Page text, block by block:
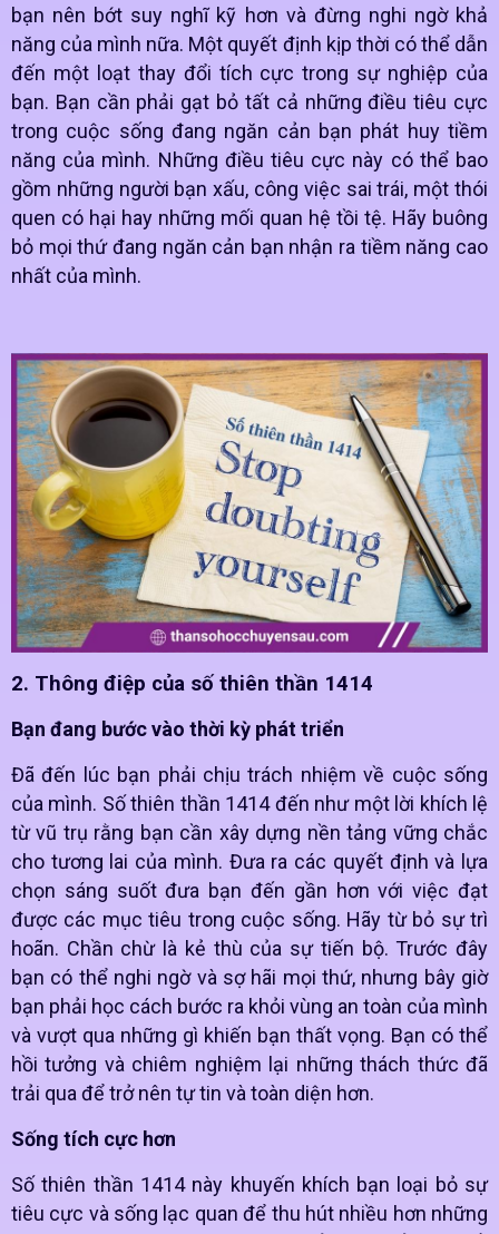
bạn nên bớt suy nghĩ kỹ hơn và đừng nghi ngờ khả
năng của mình nữa. Một quyết định kịp thời có thể dẫn
đến một loạt thay đổi tích cực trong sự nghiệp của
bạn. Bạn cần phải gạt bỏ tất cả những điều tiêu cực
trong cuộc sống đang ngăn cản bạn phát huy tiềm
năng của mình. Những điều tiêu cực này có thể bao
gồm những người bạn xấu, công việc sai trái, một thói
quen có hại hay những mối quan hệ tồi tệ. Hãy buông
bỏ mọi thứ đang ngăn cản bạn nhận ra tiềm năng cao
nhất của mình.
2. Thông điệp của số thiên thần 1414
Bạn đang bước vào thời kỳ phát triển
Đã đến lúc bạn phải chịu trách nhiệm về cuộc sống
của mình. Số thiên thần 1414 đến như một lời khích lệ
từ vũ trụ rằng bạn cần xây dựng nền tảng vững chắc
cho tương lai của mình. Đưa ra các quyết định và lựa
chọn sáng suốt đưa bạn đến gần hơn với việc đạt
được các mục tiêu trong cuộc sống. Hãy từ bỏ sự trì
hoãn. Chần chừ là kẻ thù của sự tiến bộ. Trước đây
bạn có thể nghi ngờ và sợ hãi mọi thứ, nhưng bây giờ
bạn phải học cách bước ra khỏi vùng an toàn của mình
và vượt qua những gì khiến bạn thất vọng. Bạn có thể
hồi tưởng và chiêm nghiệm lại những thách thức đã
trải qua để trở nên tự tin và toàn diện hơn.
Sống tích cực hơn
Số thiên thần 1414 này khuyến khích bạn loại bỏ sự
tiêu cực và sống lạc quan để thu hút nhiều hơn những